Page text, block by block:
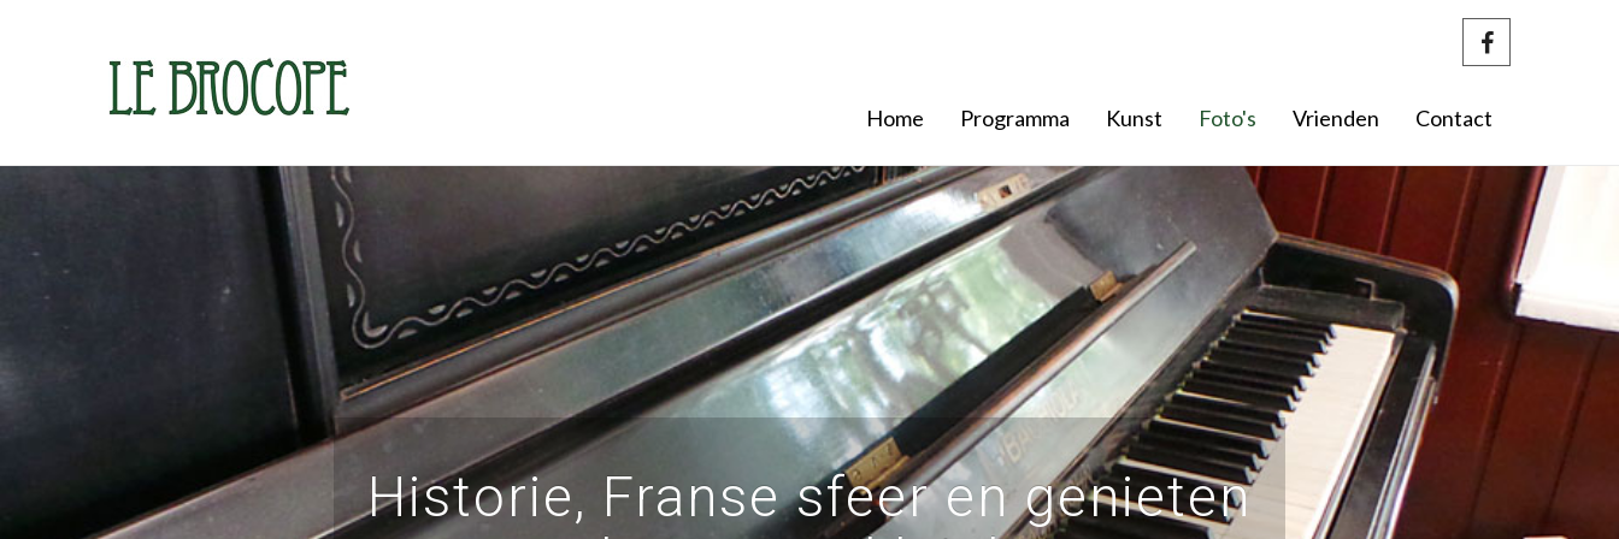
Home Programma Kunst Foto's Vrienden Contact
Historie, Franse sfeer en genieten